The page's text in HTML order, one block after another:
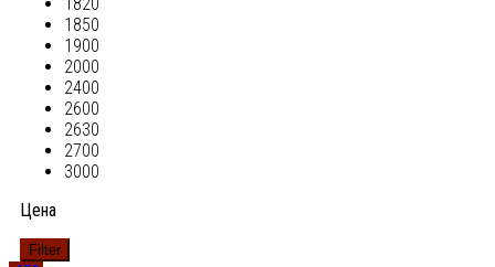
1820
1850
1900
2000
2400
2600
2630
2700
3000
Цена
Filter